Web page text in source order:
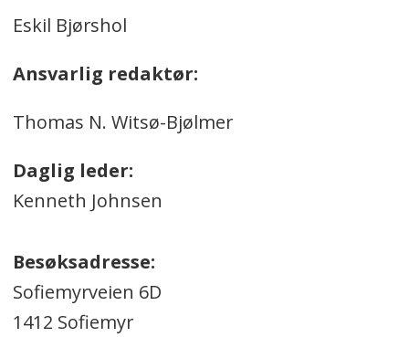
Eskil Bjørshol
Ansvarlig redaktør:
Thomas N. Witsø-Bjølmer
Daglig leder:
Kenneth Johnsen
Besøksadresse:
Sofiemyrveien 6D
1412 Sofiemyr